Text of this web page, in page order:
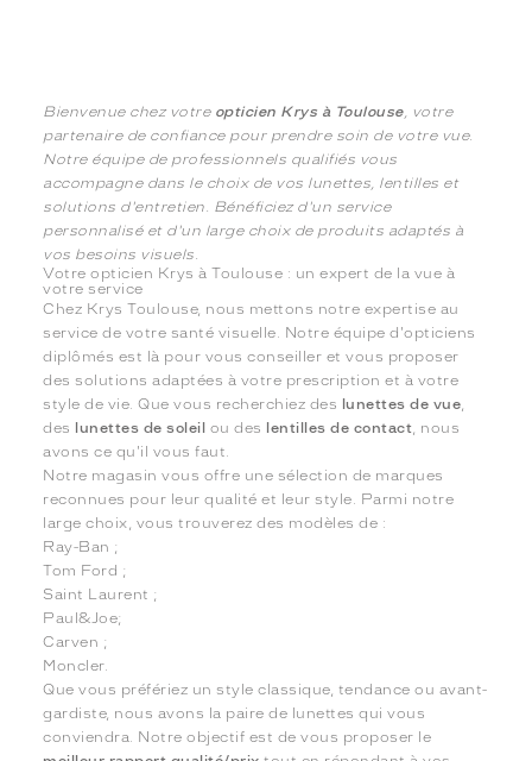
Bienvenue chez votre opticien Krys à Toulouse, votre
partenaire de confiance pour prendre soin de votre vue.
Notre équipe de professionnels qualifiés vous
accompagne dans le choix de vos lunettes, lentilles et
solutions d'entretien. Bénéficiez d'un service
personnalisé et d'un large choix de produits adaptés à
vos besoins visuels.
Votre opticien Krys à Toulouse : un expert de la vue à
votre service
Chez Krys Toulouse, nous mettons notre expertise au
service de votre santé visuelle. Notre équipe d'opticiens
diplômés est là pour vous conseiller et vous proposer
des solutions adaptées à votre prescription et à votre
style de vie. Que vous recherchiez des lunettes de vue,
des
lunettes de soleil ou des lentilles de contact, nous
avons ce qu'il vous faut.
Notre magasin vous offre une sélection de marques
reconnues pour leur qualité et leur style. Parmi notre
large choix, vous trouverez des modèles de :
Ray-Ban ;
Tom Ford ;
Saint Laurent ;
Paul&Joe;
Carven ;
Moncler.
Que vous préfériez un style classique, tendance ou avant-
gardiste, nous avons la paire de lunettes qui vous
conviendra. Notre objectif est de vous proposer le